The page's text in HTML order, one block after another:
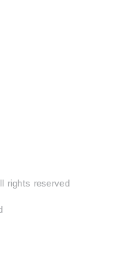
rights reserved